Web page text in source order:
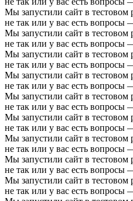
Мы запустили сайт в тестовом
не так или у вас есть
Мы запустили сайт в тестовом
не так или у вас есть
Мы запустили сайт в тестовом
не так или у вас есть
Мы запустили сайт в тестовом
не так или у вас есть
Мы запустили сайт в тестовом
не так или у вас есть
Мы запустили сайт в тестовом
не так или у вас есть
Мы запустили сайт в тестовом
не так или у вас есть
Мы запустили сайт в тестовом
не так или у вас есть
Мы запустили сайт в тестовом
не так или у вас есть